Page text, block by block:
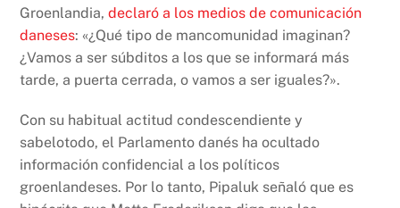
Groenlandia, declaró a los medios de comunicación
daneses: «¿Qué tipo de mancomunidad imaginan?
¿Vamos a ser súbditos a los que se informará más
tarde, a puerta cerrada, o vamos a ser iguales?».
Con su habitual actitud condescendiente y
sabelotodo, el Parlamento danés ha ocultado
información confidencial a los políticos
groenlandeses. Por lo tanto, Pipaluk señaló que es